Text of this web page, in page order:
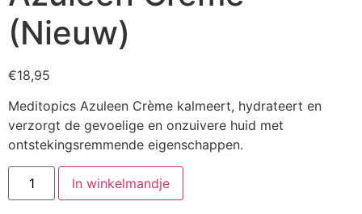
(Nieuw)
€18,95
Meditopics Azuleen Crème kalmeert, hydrateert en
verzorgt de gevoelige en onzuivere huid met
ontstekingsremmende eigenschappen.
Azuleen
Crème
(Nieuw)
In winkelmandje